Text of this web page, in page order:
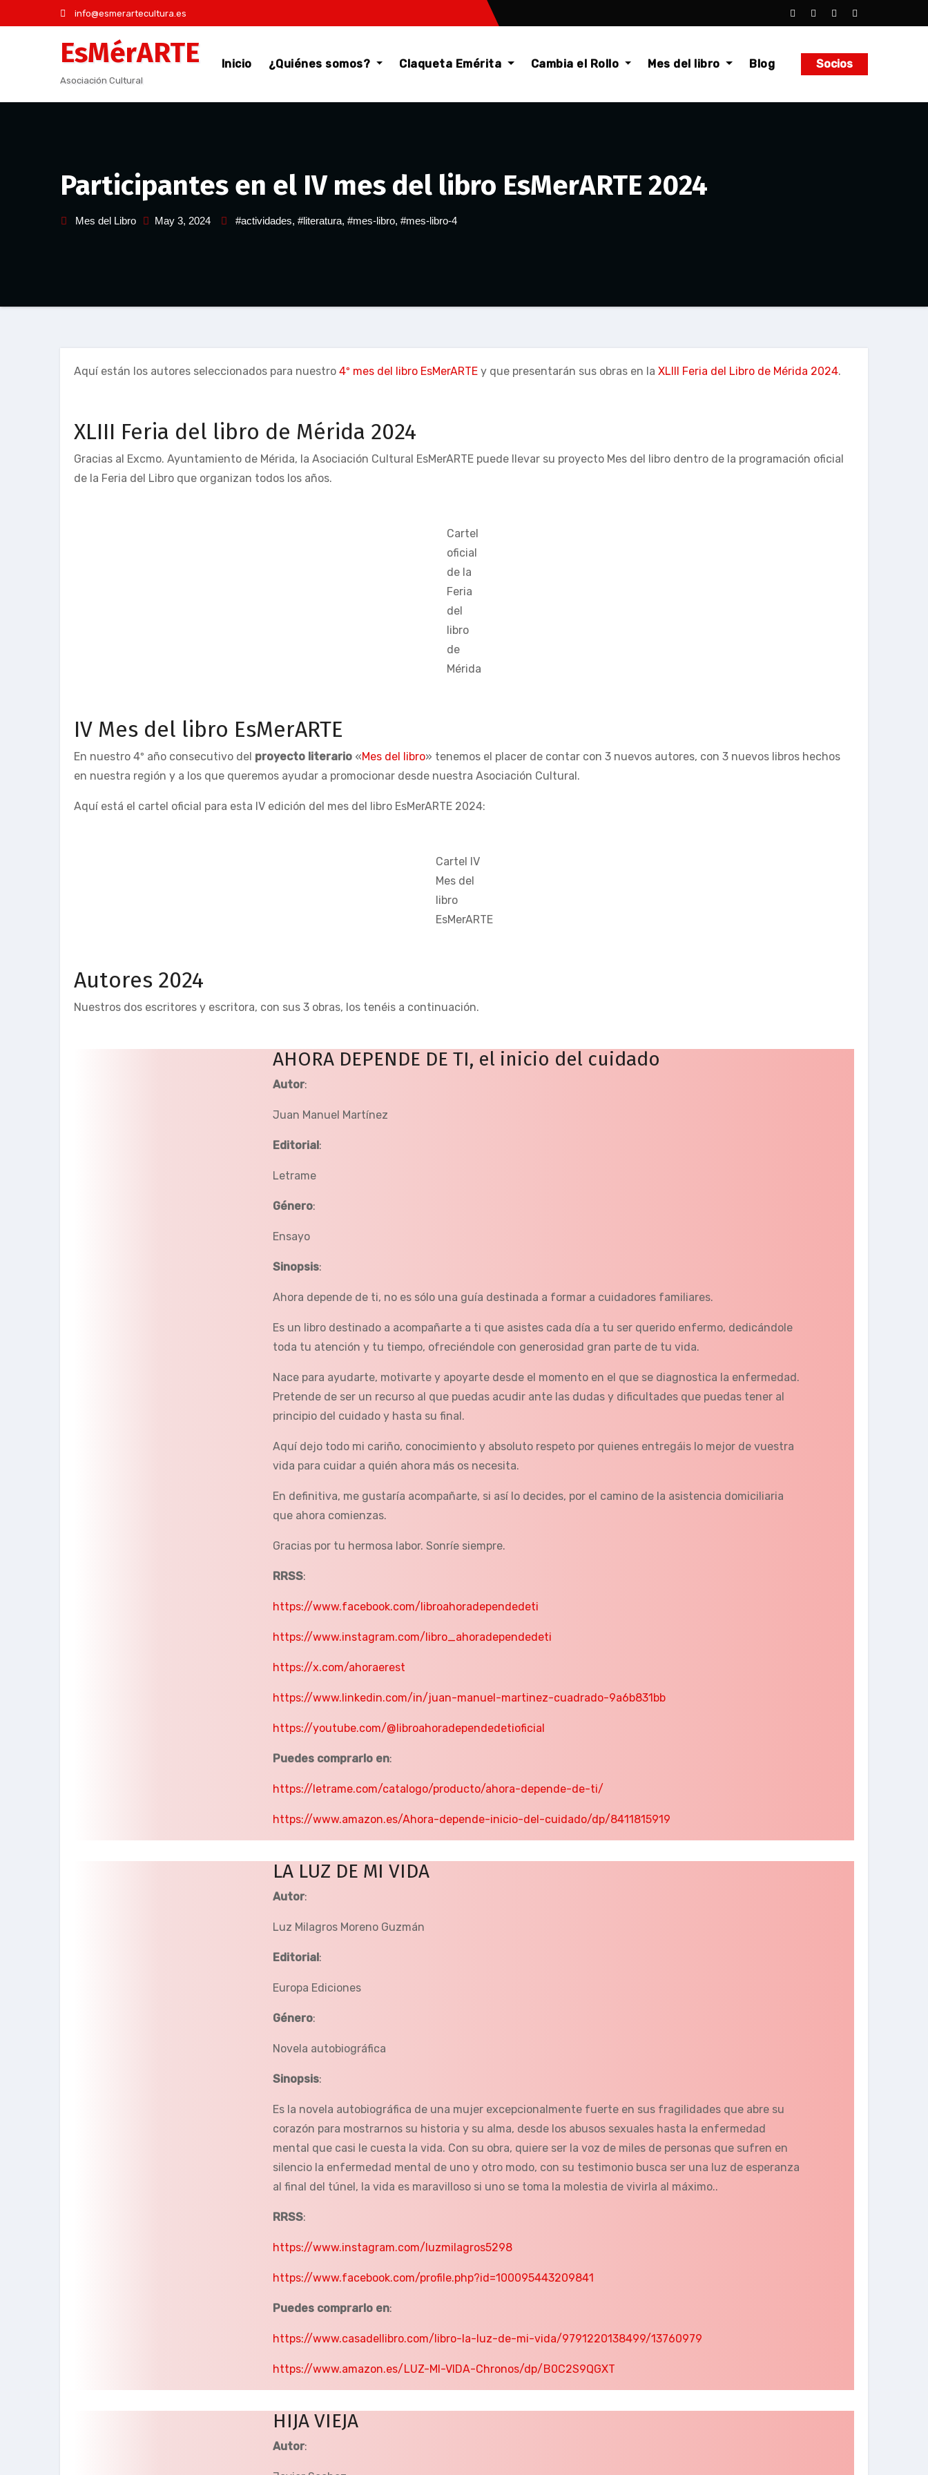
al
info@esmerartecultura.es
EsMérARTE
Asociación Cultural
Inicio ¿Quiénes somos? Claqueta Emérita Cambia el Rollo Mes del libro Blog Socios
Participantes en el IV mes del libro EsMerARTE 2024
Mes del Libro May 3, 2024 #actividades, #literatura, #mes-libro, #mes-libro-4
Aquí están los autores seleccionados para nuestro 4º mes del libro EsMerARTE y que presentarán sus obras en la XLIII Feria del Libro de Mérida 2024.
XLIII Feria del libro de Mérida 2024
Gracias al Excmo. Ayuntamiento de Mérida, la Asociación Cultural EsMerARTE puede llevar su proyecto Mes del libro dentro de la programación oficial
de la Feria del Libro que organizan todos los años.
Cartel
oficial
de la
Feria
del
libro
de
Mérida
IV Mes del libro EsMerARTE
En nuestro 4º año consecutivo del proyecto literario «Mes del libro» tenemos el placer de contar con 3 nuevos autores, con 3 nuevos libros hechos
en nuestra región y a los que queremos ayudar a promocionar desde nuestra Asociación Cultural.
Aquí está el cartel oficial para esta IV edición del mes del libro EsMerARTE 2024:
Cartel IV
Mes del
libro
EsMerARTE
Autores 2024
Nuestros dos escritores y escritora, con sus 3 obras, los tenéis a continuación.
AHORA DEPENDE DE TI, el inicio del cuidado
Autor:
Juan Manuel Martínez
Editorial:
Letrame
Género:
Ensayo
Sinopsis:
Ahora depende de ti, no es sólo una guía destinada a formar a cuidadores familiares.
Es un libro destinado a acompañarte a ti que asistes cada día a tu ser querido enfermo, dedicándole
toda tu atención y tu tiempo, ofreciéndole con generosidad gran parte de tu vida.
Nace para ayudarte, motivarte y apoyarte desde el momento en el que se diagnostica la enfermedad.
Pretende de ser un recurso al que puedas acudir ante las dudas y dificultades que puedas tener al
principio del cuidado y hasta su final.
Aquí dejo todo mi cariño, conocimiento y absoluto respeto por quienes entregáis lo mejor de vuestra
vida para cuidar a quién ahora más os necesita.
En definitiva, me gustaría acompañarte, si así lo decides, por el camino de la asistencia domiciliaria
que ahora comienzas.
Gracias por tu hermosa labor. Sonríe siempre.
RRSS:
https://www.facebook.com/libroahoradependedeti
https://www.instagram.com/libro_ahoradependedeti
https://x.com/ahoraerest
https://www.linkedin.com/in/juan-manuel-martinez-cuadrado-9a6b831bb
https://youtube.com/@libroahoradependedetioficial
Puedes comprarlo en:
https://letrame.com/catalogo/producto/ahora-depende-de-ti/
https://www.amazon.es/Ahora-depende-inicio-del-cuidado/dp/8411815919
LA LUZ DE MI VIDA
Autor:
Luz Milagros Moreno Guzmán
Editorial:
Europa Ediciones
Género:
Novela autobiográfica
Sinopsis:
Es la novela autobiográfica de una mujer excepcionalmente fuerte en sus fragilidades que abre su
corazón para mostrarnos su historia y su alma, desde los abusos sexuales hasta la enfermedad
mental que casi le cuesta la vida. Con su obra, quiere ser la voz de miles de personas que sufren en
silencio la enfermedad mental de uno y otro modo, con su testimonio busca ser una luz de esperanza
al final del túnel, la vida es maravilloso si uno se toma la molestia de vivirla al máximo..
RRSS:
https://www.instagram.com/luzmilagros5298
https://www.facebook.com/profile.php?id=100095443209841
Puedes comprarlo en:
https://www.casadellibro.com/libro-la-luz-de-mi-vida/9791220138499/13760979
https://www.amazon.es/LUZ-MI-VIDA-Chronos/dp/B0C2S9QGXT
HIJA VIEJA
Autor: